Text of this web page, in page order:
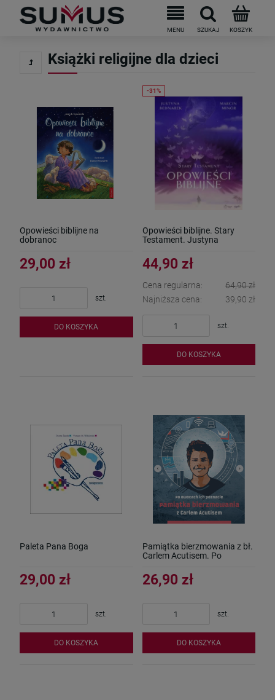
Do darmowej dostawy brakuje 199PLN
Książki religijne dla dzieci
Opowieści biblijne na
dobranoc
29,00 zł
szt.
DO KOSZYKA
Opowieści biblijne. Stary
Testament. Justyna
44,90 zł
Cena regularna:
64,90 zł
Najniższa cena:
39,90 zł
szt.
DO KOSZYKA
Paleta Pana Boga
29,00 zł
szt.
DO KOSZYKA
Pamiątka bierzmowania z bł.
Carlem Acutisem. Po
26,90 zł
szt.
DO KOSZYKA